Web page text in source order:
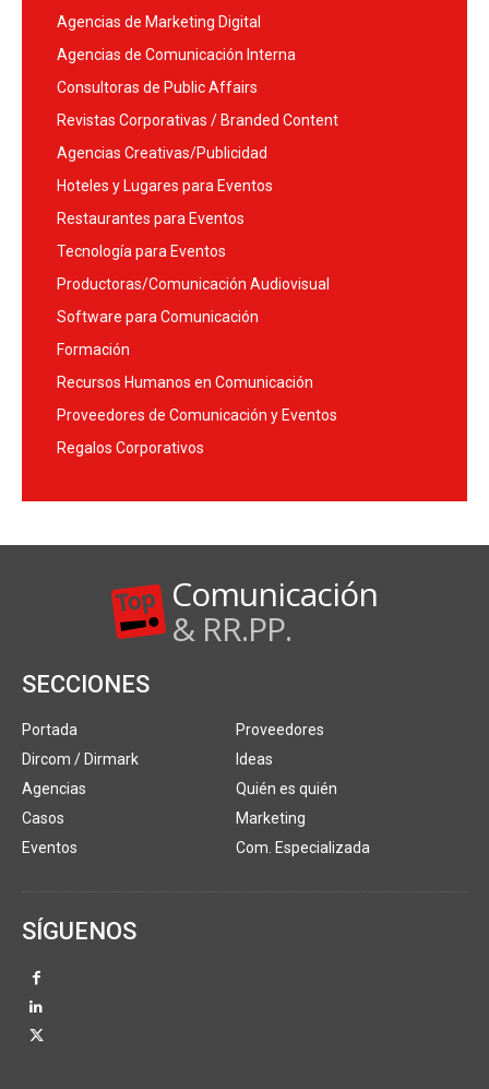
Agencias de Marketing Digital
Agencias de Comunicación Interna
Consultoras de Public Affairs
Revistas Corporativas / Branded Content
Agencias Creativas/Publicidad
Hoteles y Lugares para Eventos
Restaurantes para Eventos
Tecnología para Eventos
Productoras/Comunicación Audiovisual
Software para Comunicación
Formación
Recursos Humanos en Comunicación
Proveedores de Comunicación y Eventos
Regalos Corporativos
Comunicación
& RR.PP.
SECCIONES
Portada
Dircom / Dirmark
Agencias
Casos
Eventos
Proveedores
Ideas
Quién es quién
Marketing
Com. Especializada
SÍGUENOS